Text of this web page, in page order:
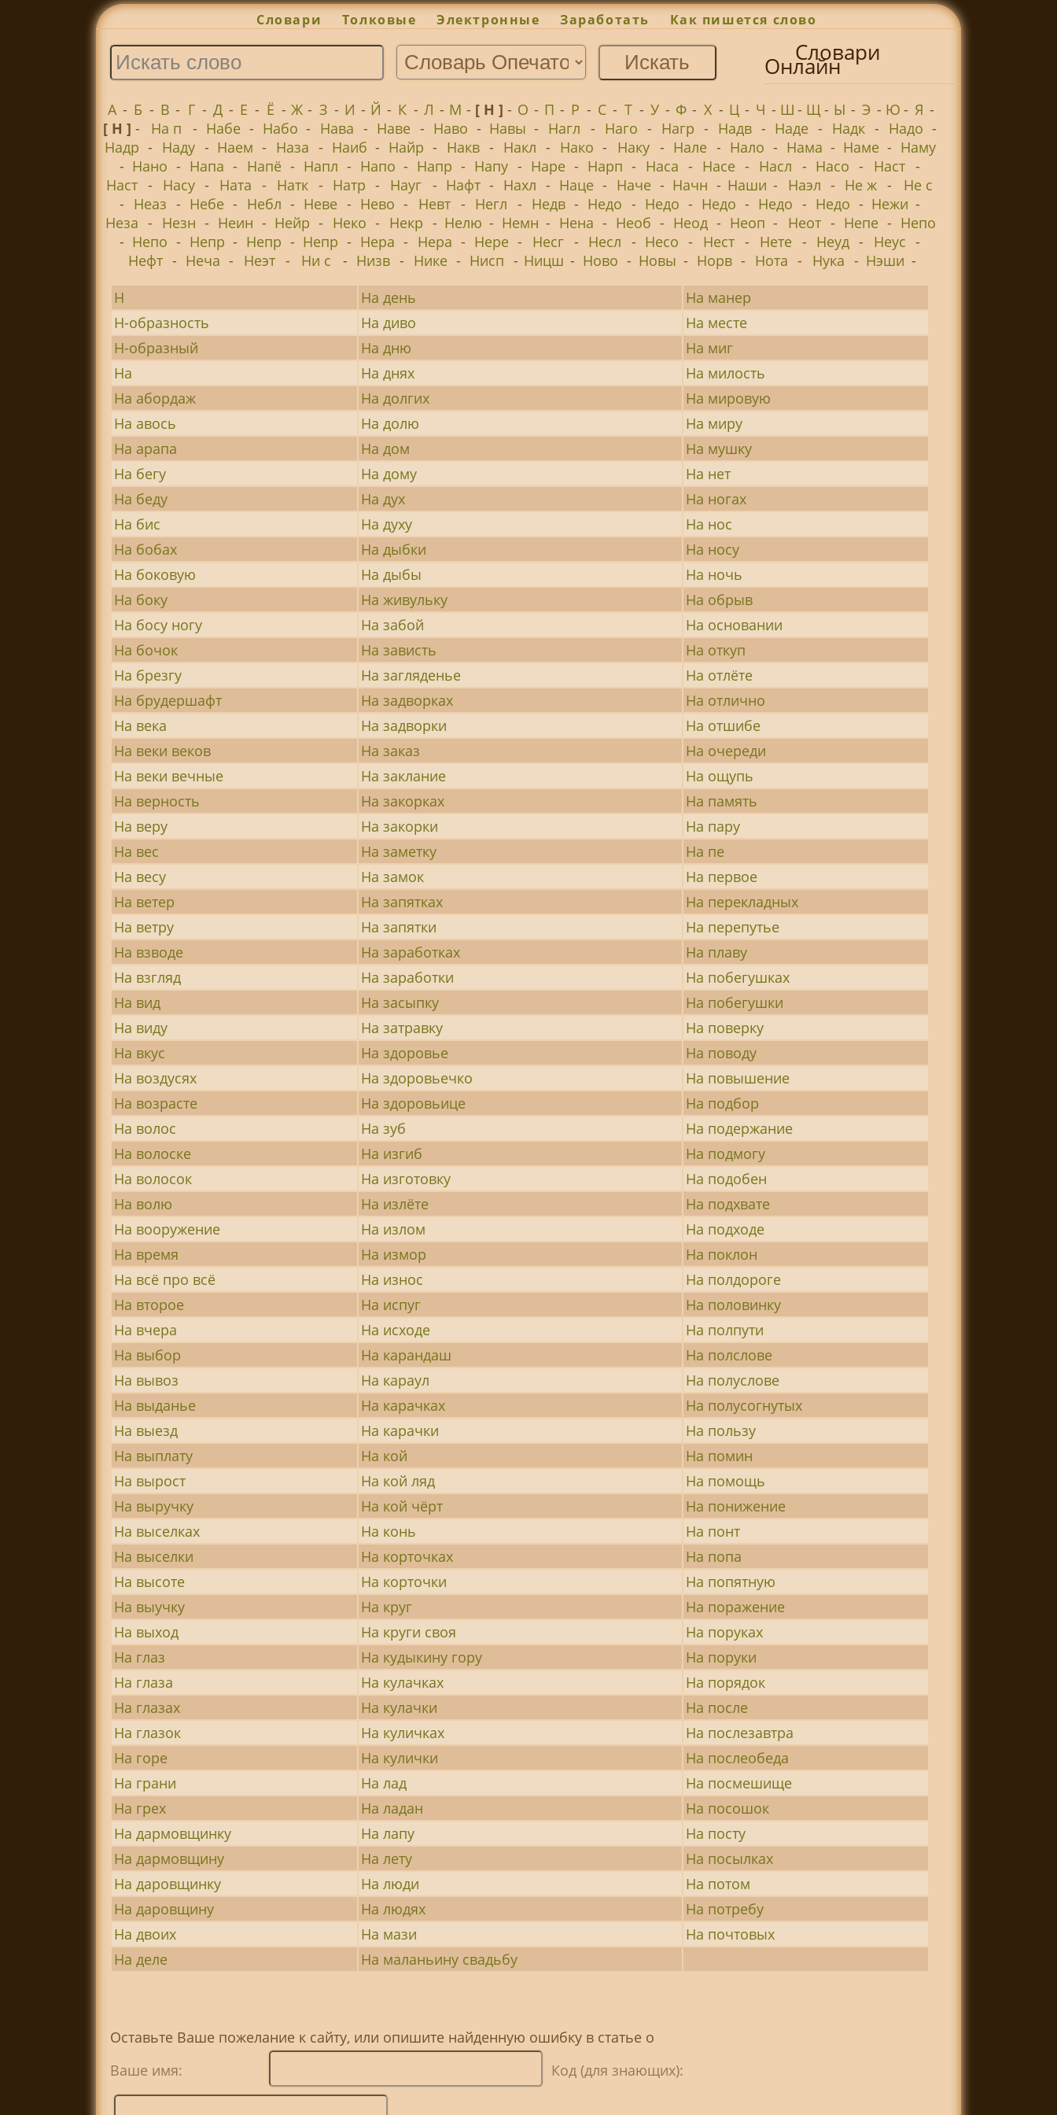
Словари Толковые Электронные Заработать Как пишется слово
Словари
Онлайн
А - Б - В - Г - Д - Е - Ё - Ж - З - И - Й - К - Л - М - [ Н ] - О - П - Р - С - Т - У - Ф - Х - Ц - Ч - Ш - Щ - Ы - Э - Ю- Я -
[ Н ]- На п - Набе - Набо - Нава - Наве - Наво - Навы - Нагл - Наго - Нагр - Надв - Наде - Надк - Надо -
Надр - Наду - Наем - Наза - Наиб - Найр - Накв - Накл - Нако - Наку - Нале - Нало - Нама - Наме - Наму
- Нано - Напа - Напё - Напл - Напо - Напр - Напу - Наре - Нарп - Наса - Насе - Насл - Насо - Наст -
Наст - Насу - Ната - Натк - Натр - Науг - Нафт - Нахл - Наце - Наче - Начн - Наши - Наэл - Не ж -
Не с
- Неаз - Небе - Небл - Неве - Нево - Невт - Негл - Недв - Недо - Недо - Недо - Недо - Недо - Нежи -
Неза - Незн - Неин - Нейр - Неко - Некр - Нелю - Немн - Нена - Необ - Неод - Неоп - Неот - Непе - Непо
- Непо - Непр - Непр - Непр - Нера - Нера - Нере - Несг - Несл - Несо - Нест - Нете - Неуд - Неус -
Нефт - Неча - Неэт - Ни с - Низв - Нике - Нисп - Ницш - Ново - Новы - Норв - Нота - Нука - Нэши -
Н
На день
На манер
Н-образность
На диво
На месте
Н-образный
На дню
На миг
На
На днях
На милость
На абордаж
На долгих
На мировую
На авось
На долю
На миру
На арапа
На дом
На мушку
На бегу
На дому
На нет
На беду
На дух
На ногах
На бис
На духу
На нос
На бобах
На дыбки
На носу
На боковую
На дыбы
На ночь
На боку
На живульку
На обрыв
На босу ногу
На забой
На основании
На бочок
На зависть
На откуп
На брезгу
На загляденье
На отлёте
На брудершафт
На задворках
На отлично
На века
На задворки
На отшибе
На веки веков
На заказ
На очереди
На веки вечные
На заклание
На ощупь
На верность
На закорках
На память
На веру
На закорки
На пару
На вес
На заметку
На пе
На весу
На замок
На первое
На ветер
На запятках
На перекладных
На ветру
На запятки
На перепутье
На взводе
На заработках
На плаву
На взгляд
На заработки
На побегушках
На вид
На засыпку
На побегушки
На виду
На затравку
На поверку
На вкус
На здоровье
На поводу
На воздусях
На здоровьечко
На повышение
На возрасте
На здоровьице
На подбор
На волос
На зуб
На подержание
На волоске
На изгиб
На подмогу
На волосок
На изготовку
На подобен
На волю
На излёте
На подхвате
На вооружение
На излом
На подходе
На время
На измор
На поклон
На всё про всё
На износ
На полдороге
На второе
На испуг
На половинку
На вчера
На исходе
На полпути
На выбор
На карандаш
На полслове
На вывоз
На караул
На полуслове
На выданье
На карачках
На полусогнутых
На выезд
На карачки
На пользу
На выплату
На кой
На помин
На вырост
На кой ляд
На помощь
На выручку
На кой чёрт
На понижение
На выселках
На конь
На понт
На выселки
На корточках
На попа
На высоте
На корточки
На попятную
На выучку
На круг
На поражение
На выход
На круги своя
На поруках
На глаз
На кудыкину гору
На поруки
На глаза
На кулачках
На порядок
На глазах
На кулачки
На после
На глазок
На куличках
На послезавтра
На горе
На кулички
На послеобеда
На грани
На лад
На посмешище
На грех
На ладан
На посошок
На дармовщинку
На лапу
На посту
На дармовщину
На лету
На посылках
На даровщинку
На люди
На потом
На даровщину
На людях
На потребу
На двоих
На мази
На почтовых
На деле
На маланьину свадьбу
Оставьте Ваше пожелание к сайту, или опишите найденную ошибку в статье о
Ваше имя:
Код (для знающих):